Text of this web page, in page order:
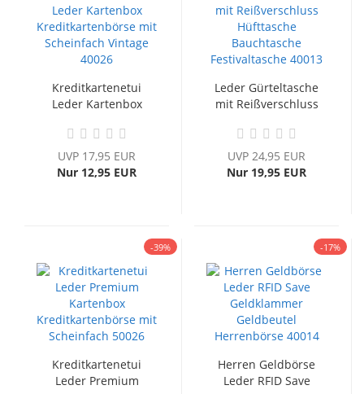
Kreditkartenetui
Leder Kartenbox
UVP 17,95 EUR
Nur 12,95 EUR
Leder Gürteltasche
mit Reißverschluss
UVP 24,95 EUR
Nur 19,95 EUR
-39%
Kreditkartenetui
Leder Premium
-17%
Herren Geldbörse
Leder RFID Save